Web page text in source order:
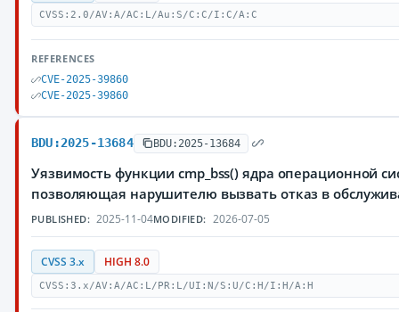
CVSS:2.0/AV:A/AC:L/Au:S/C:C/I:C/A:C
REFERENCES
CVE-2025-39860
CVE-2025-39860
BDU:2025-13684 BDU:2025-13684
Уязвимость функции cmp_bss() ядра операционной
позволяющая нарушителю вызвать отказ в
PUBLISHED: 2025-11-04MODIFIED: 2026-07-05
CVSS 3.x HIGH 8.0
CVSS:3.x/AV:A/AC:L/PR:L/UI:N/S:U/C:H/I:H/A:H